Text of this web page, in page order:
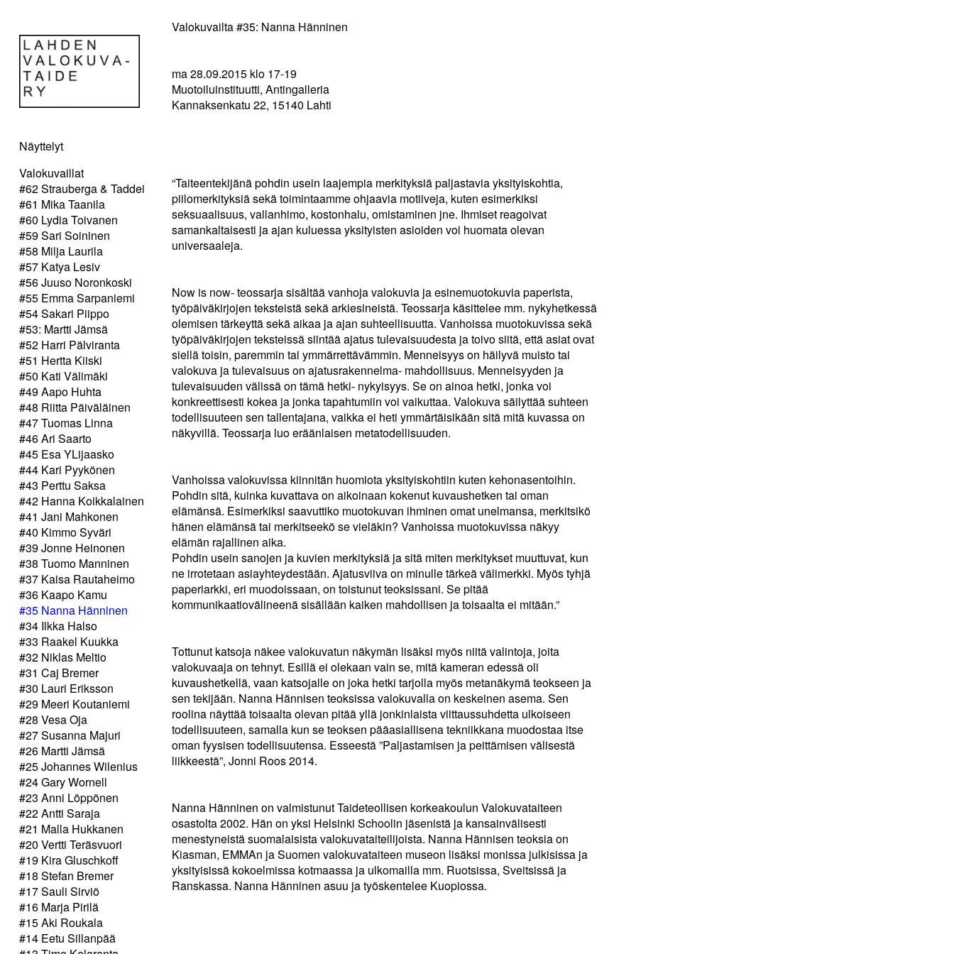
Näyttelyt
Valokuvaillat
#62 Strauberga & Taddei
#61 Mika Taanila
#60 Lydia Toivanen
#59 Sari Soininen
#58 Milja Laurila
#57 Katya Lesiv
#56 Juuso Noronkoski
#55 Emma Sarpaniemi
#54 Sakari Piippo
#53: Martti Jämsä
#52 Harri Pälviranta
#51 Hertta Kiiski
#50 Kati Välimäki
#49 Aapo Huhta
#48 Riitta Päiväläinen
#47 Tuomas Linna
#46 Ari Saarto
#45 Esa YLijaasko
#44 Kari Pyykönen
#43 Perttu Saksa
#42 Hanna Koikkalainen
#41 Jani Mahkonen
#40 Kimmo Syväri
#39 Jonne Heinonen
#38 Tuomo Manninen
#37 Kaisa Rautaheimo
#36 Kaapo Kamu
#35 Nanna Hänninen
#34 Ilkka Halso
#33 Raakel Kuukka
#32 Niklas Meltio
#31 Caj Bremer
#30 Lauri Eriksson
#29 Meeri Koutaniemi
#28 Vesa Oja
#27 Susanna Majuri
#26 Martti Jämsä
#25 Johannes Wilenius
#24 Gary Wornell
#23 Anni Löppönen
#22 Antti Saraja
#21 Malla Hukkanen
#20 Vertti Teräsvuori
#19 Kira Gluschkoff
#18 Stefan Bremer
#17 Sauli Sirviö
#16 Marja Pirilä
#15 Aki Roukala
#14 Eetu Sillanpää
Valokuvailta #35: Nanna Hänninen
ma 28.09.2015 klo 17-19
Muotoiluinstituutti, Antingalleria
Kannaksenkatu 22, 15140 Lahti
“Taiteentekijänä pohdin usein laajempia merkityksiä paljastavia yksityiskohtia,
piilomerkityksiä sekä toimintaamme ohjaavia motiiveja, kuten esimerkiksi
seksuaalisuus, vallanhimo, kostonhalu, omistaminen jne. Ihmiset reagoivat
samankaltaisesti ja ajan kuluessa yksityisten asioiden voi huomata olevan
universaaleja.
Now is now- teossarja sisältää vanhoja valokuvia ja esinemuotokuvia paperista,
työpäiväkirjojen teksteistä sekä arkiesineistä. Teossarja käsittelee mm. nykyhetkessä
olemisen tärkeyttä sekä aikaa ja ajan suhteellisuutta. Vanhoissa muotokuvissa sekä
työpäiväkirjojen teksteissä siintää ajatus tulevaisuudesta ja toivo siitä, että asiat ovat
siellä toisin, paremmin tai ymmärrettävämmin. Menneisyys on häilyvä muisto tai
valokuva ja tulevaisuus on ajatusrakennelma- mahdollisuus. Menneisyyden ja
tulevaisuuden välissä on tämä hetki- nykyisyys. Se on ainoa hetki, jonka voi
konkreettisesti kokea ja jonka tapahtumiin voi vaikuttaa. Valokuva säilyttää suhteen
todellisuuteen sen tallentajana, vaikka ei heti ymmärtäisikään sitä mitä kuvassa on
näkyvillä. Teossarja luo eräänlaisen metatodellisuuden.
Vanhoissa valokuvissa kiinnitän huomiota yksityiskohtiin kuten kehonasentoihin.
Pohdin sitä, kuinka kuvattava on aikoinaan kokenut kuvaushetken tai oman
elämänsä. Esimerkiksi saavuttiko muotokuvan ihminen omat unelmansa, merkitsikö
hänen elämänsä tai merkitseekö se vieläkin? Vanhoissa muotokuvissa näkyy
elämän rajallinen aika.
Pohdin usein sanojen ja kuvien merkityksiä ja sitä miten merkitykset muuttuvat, kun
ne irrotetaan asiayhteydestään. Ajatusviiva on minulle tärkeä välimerkki. Myös tyhjä
paperiarkki, eri muodoissaan, on toistunut teoksissani. Se pitää
kommunikaatiovälineenä sisällään kaiken mahdollisen ja toisaalta ei mitään.”
Tottunut katsoja näkee valokuvatun näkymän lisäksi myös niitä valintoja, joita
valokuvaaja on tehnyt. Esillä ei olekaan vain se, mitä kameran edessä oli
kuvaushetkellä, vaan katsojalle on joka hetki tarjolla myös metanäkymä teokseen ja
sen tekijään. Nanna Hännisen teoksissa valokuvalla on keskeinen asema. Sen
roolina näyttää toisaalta olevan pitää yllä jonkinlaista viittaussuhdetta ulkoiseen
todellisuuteen, samalla kun se teoksen pääasiallisena tekniikkana muodostaa itse
oman fyysisen todellisuutensa. Esseestä ”Paljastamisen ja peittämisen välisestä
liikkeestä”, Jonni Roos 2014.
Nanna Hänninen on valmistunut Taideteollisen korkeakoulun Valokuvataiteen
osastolta 2002. Hän on yksi Helsinki Schoolin jäsenistä ja kansainvälisesti
menestyneistä suomalaisista valokuvataiteilijoista. Nanna Hännisen teoksia on
Kiasman, EMMAn ja Suomen valokuvataiteen museon lisäksi monissa julkisissa ja
yksityisissä kokoelmissa kotmaassa ja ulkomailla mm. Ruotsissa, Sveitsissä ja
Ranskassa. Nanna Hänninen asuu ja työskentelee Kuopiossa.